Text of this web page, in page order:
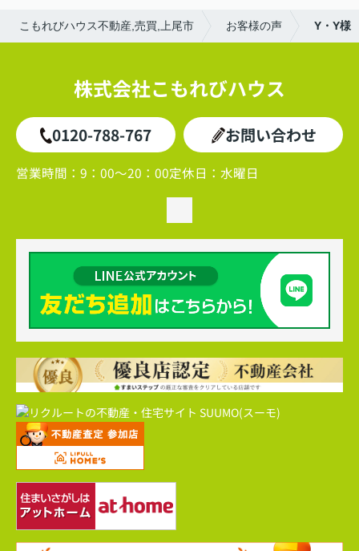
こもれびハウス不動産,売買,上尾市 お客様の声 Y・Y様
株式会社こもれびハウス
0120-788-767 お問い合わせ
営業時間： 9：00～20：00定休日： 水曜日